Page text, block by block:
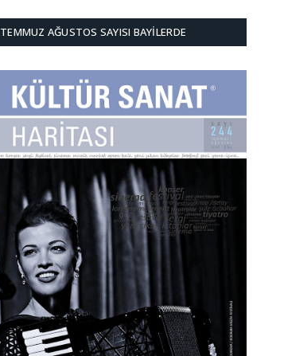
TEMMUZ AĞUSTOS SAYISI BAYILERDE